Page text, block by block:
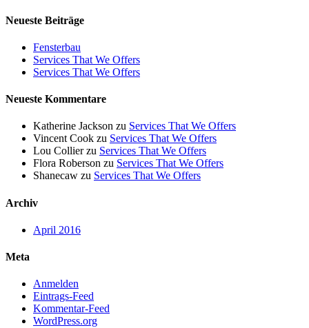
Neueste Beiträge
Fensterbau
Services That We Offers
Services That We Offers
Neueste Kommentare
Katherine Jackson zu Services That We Offers
Vincent Cook zu Services That We Offers
Lou Collierzu Services That We Offers
Flora Roberson zu Services That We Offers
Shanecaw zu Services That We Offers
Archiv
April 2016
Meta
Anmelden
Eintrags-Feed
Kommentar-Feed
WordPress.org